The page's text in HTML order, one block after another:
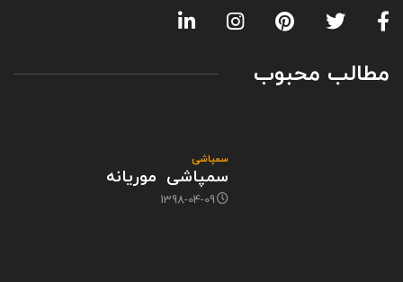
مطالب محبوب
سمپاشی
سمپاشی موریانه
1398-04-09